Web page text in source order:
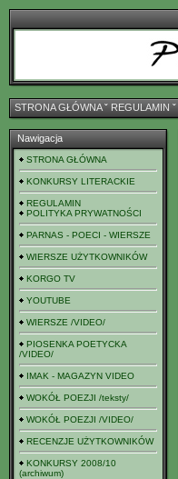
STRONA GŁÓWNAˇ REGULAMIN ˇ
Nawigacja
STRONA GŁÓWNA
KONKURSY LITERACKIE
REGULAMIN
POLITYKA PRYWATNOŚCI
PARNAS - POECI - WIERSZE
WIERSZE UŻYTKOWNIKÓW
KORGO TV
YOUTUBE
WIERSZE /VIDEO/
PIOSENKA POETYCKA
/VIDEO/
IMAK - MAGAZYN VIDEO
WOKÓŁ POEZJI /teksty/
WOKÓŁ POEZJI /VIDEO/
RECENZJE UŻYTKOWNIKÓW
KONKURSY 2008/10
(archiwum)